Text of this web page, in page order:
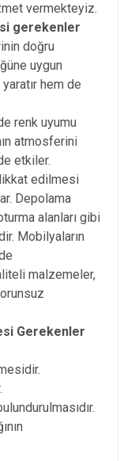
vermekteyiz.
gerekenler
doğru
uygun
hem de
renk uyumu
atmosferini
etkiler.
edilmesi
Depolama
alanları gibi
Mobilyaların
malzemeler,
Gerekenler